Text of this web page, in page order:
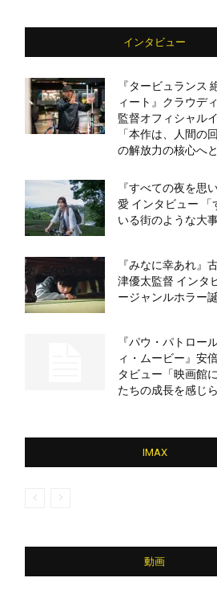
インタビュー
『タービュランス
ィート』クラウデ
監督オフィシャル
「本作は、人間の
の解放力の核心へと
『すべての夜を思
愛 インタビュー 「
いる街のような大
『みなに幸あれ』
津優太監督 インタ
ージャンルホラー誕
『パウ・パトロー
ィ・ムービー』安
タビュー「映画館
たちの成長を感じら
IMAX
動画